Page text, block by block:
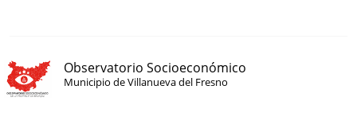
Observatorio Socioeconómico
Municipio de Villanueva del Fresno